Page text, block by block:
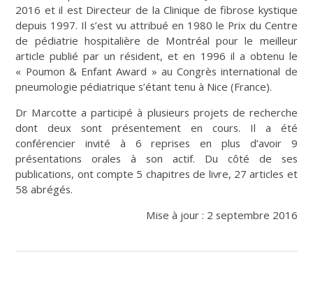
2016 et il est Directeur de la Clinique de fibrose kystique
depuis 1997. Il s’est vu attribué en 1980 le Prix du Centre
de pédiatrie hospitalière de Montréal pour le meilleur
article publié par un résident, et en 1996 il a obtenu le
« Poumon & Enfant Award » au Congrès international de
pneumologie pédiatrique s’étant tenu à Nice (France).
Dr Marcotte a participé à plusieurs projets de recherche
dont deux sont présentement en cours. Il a été
conférencier invité à 6 reprises en plus d’avoir 9
présentations orales à son actif. Du côté de ses
publications, ont compte 5 chapitres de livre, 27 articles et
58 abrégés.
Mise à jour : 2 septembre 2016